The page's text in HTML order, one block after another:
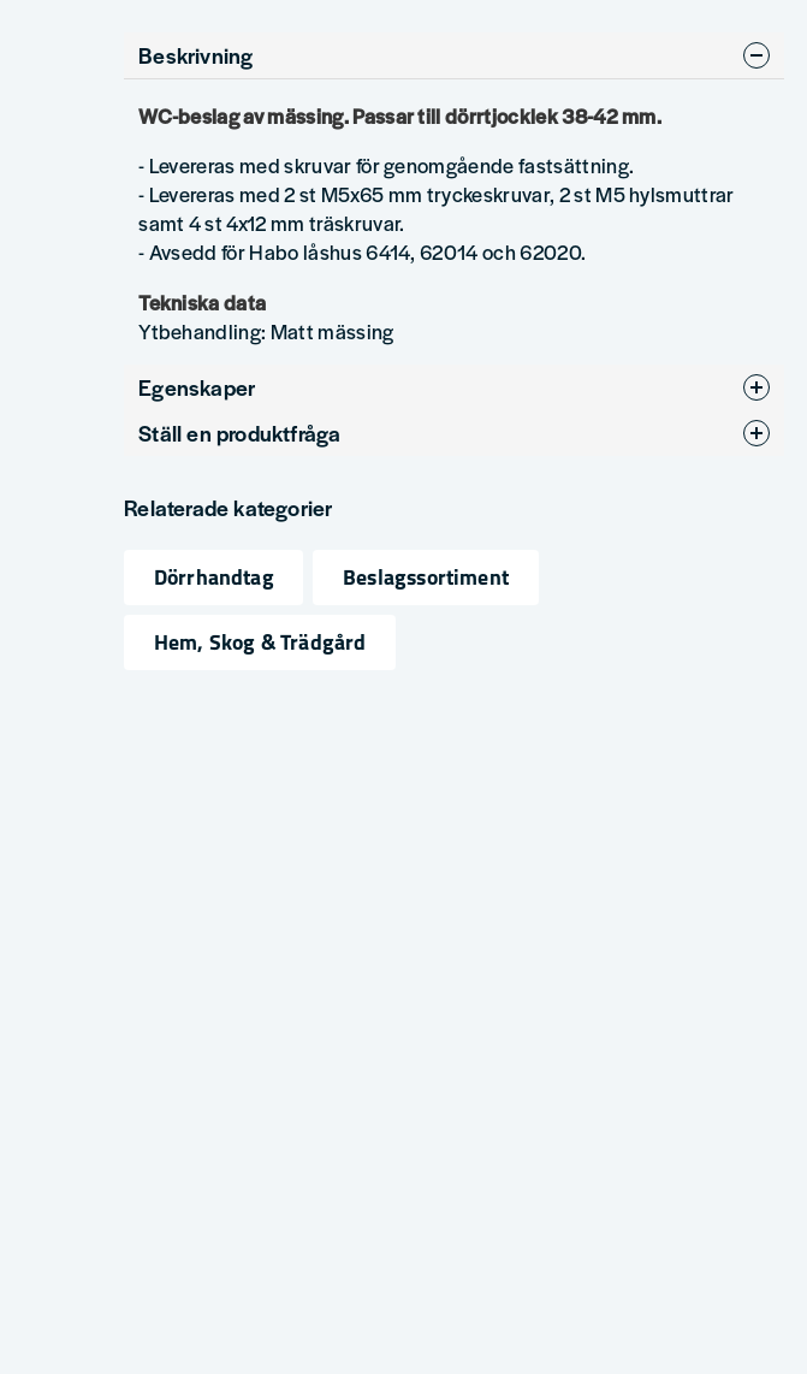
Beskrivning
WC-beslag av mässing. Passar till dörrtjocklek 38-42 mm.
- Levereras med skruvar för genomgående fastsättning.
- Levereras med 2 st M5x65 mm tryckeskruvar, 2 st M5 hylsmuttrar
samt 4 st 4x12 mm träskruvar.
- Avsedd för Habo låshus 6414, 62014 och 62020.
Tekniska data
Ytbehandling: Matt mässing
Egenskaper
Ytbehandling
Ställ en produktfråga
Fråga oss något om denna produkten...
Relaterade kategorier
Dörrhandtag
Beslagssortiment
Hem, Skog & Trädgård